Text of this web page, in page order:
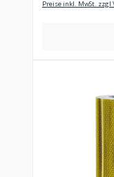
Preise inkl. MwSt. zzgl